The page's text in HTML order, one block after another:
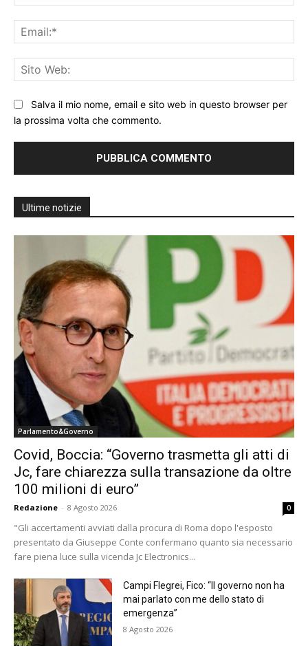
Salva il mio nome, email e sito web in questo browser per
la prossima volta che commento.
Ultime notizie
Parlamento&Governo
Covid, Boccia: “Governo trasmetta gli atti di
Jc, fare chiarezza sulla transazione da oltre
100 milioni di euro”
Redazione - 8 Agosto 2026 0
"Gli accertamenti avviati dalla procura di Roma dopo l'esposto
presentato da Giuseppe Conte confermano quanto sia necessario
fare piena luce sulla vicenda Jc Electronics...
Campi Flegrei, Fico: “Il governo non ha
mai parlato con me dello stato di
emergenza”
8 Agosto 2026